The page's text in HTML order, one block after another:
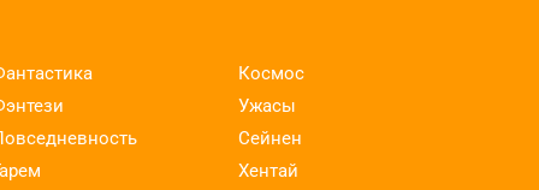
Космос
Ужасы
Сейнен
Хентай